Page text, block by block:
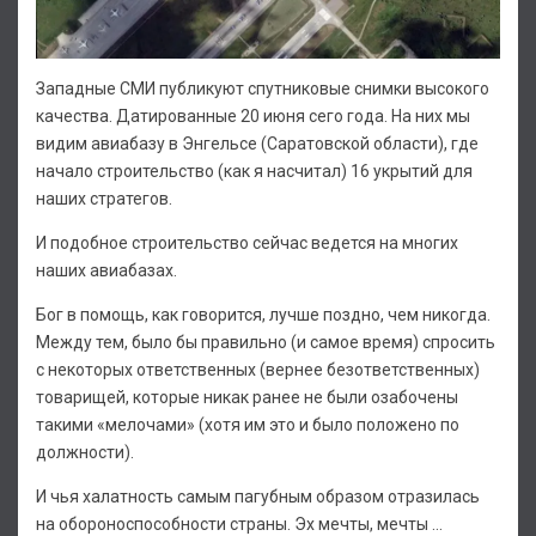
Западные СМИ публикуют спутниковые снимки высокого
качества. Датированные 20 июня сего года. На них мы
видим авиабазу в Энгельсе (Саратовской области), где
начало строительство (как я насчитал) 16 укрытий для
наших стратегов.
И подобное строительство сейчас ведется на многих
наших авиабазах.
Бог в помощь, как говорится, лучше поздно, чем никогда.
Между тем, было бы правильно (и самое время) спросить
с некоторых ответственных (вернее безответственных)
товарищей, которые никак ранее не были озабочены
такими «мелочами» (хотя им это и было положено по
должности).
И чья халатность самым пагубным образом отразилась
на обороноспособности страны. Эх мечты, мечты …